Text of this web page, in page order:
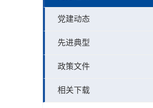
党建动态
先进典型
政策文件
相关下载